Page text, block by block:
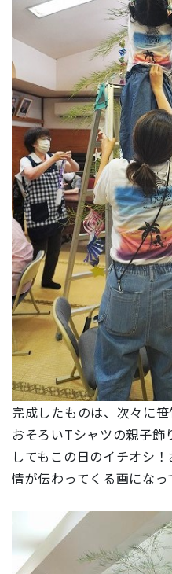
完成したものは、次々に笹
おそろいTシャツの親子飾
してもこの日のイチオシ
情が伝わってくる画にな